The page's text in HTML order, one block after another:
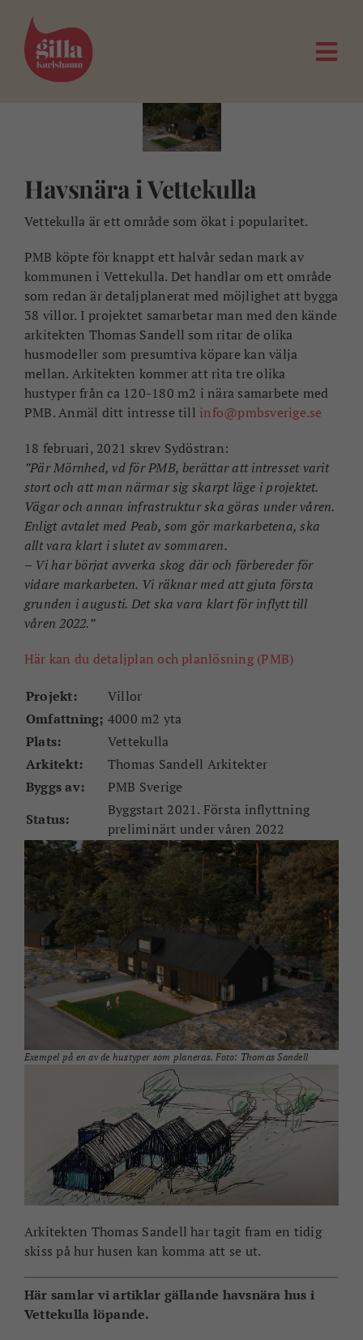
innehållet
Havsnära i Vettekulla
Vettekulla är ett område som ökat i popularitet.
PMB köpte för knappt ett halvår sedan mark av
kommunen i Vettekulla. Det handlar om ett område
som redan är detaljplanerat med möjlighet att bygga
38 villor. I projektet samarbetar man med den kände
arkitekten Thomas Sandell som ritar de olika
husmodeller som presumtiva köpare kan välja
mellan. Arkitekten kommer att rita tre olika
hustyper från ca 120-180 m2 i nära samarbete med
PMB. Anmäl ditt intresse till info@pmbsverige.se
18 februari, 2021 skrev Sydöstran:
”Pär Mörnhed, vd för PMB, berättar att intresset varit
stort och att man närmar sig skarpt läge i projektet.
Vägar och annan infrastruktur ska göras under våren.
Enligt avtalet med Peab, som gör markarbetena, ska
allt vara klart i slutet av sommaren.
– Vi har börjat avverka skog där och förbereder för
vidare markarbeten. Vi räknar med att gjuta första
grunden i augusti. Det ska vara klart för inflytt till
våren 2022.”
Här kan du detaljplan och planlösning (PMB)
Projekt:
Villor
Omfattning; 4000 m2 yta
Plats:
Vettekulla
Arkitekt:
Thomas Sandell Arkitekter
Byggs av:
PMB Sverige
Status:
Byggstart 2021. Första inflyttning
preliminärt under våren 2022
Exempel på en av de hustyper som planeras. Foto: Thomas Sandell
Arkitekten Thomas Sandell har tagit fram en tidig
skiss på hur husen kan komma att se ut.
Här samlar vi artiklar gällande havsnära hus i
Vettekulla löpande.